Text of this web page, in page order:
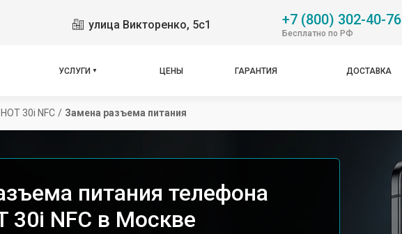
улица Викторенко, 5с1 +7 (800) 302-40-76
Бесплатно по РФ
УСЛУГИ ЦЕНЫ ГАРАНТИЯ ДОСТАВКА
HOT 30i NFC / Замена разъема питания
питания телефона
30i NFC в Москве